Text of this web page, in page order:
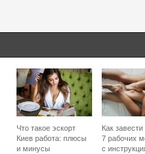
Что такое эскорт
Киев работа: плюсы
и минусы
Как
7 рабочих
с